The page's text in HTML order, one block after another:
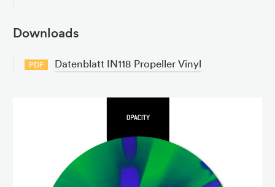
Downloads
PDF Datenblatt IN118 Propeller Vinyl